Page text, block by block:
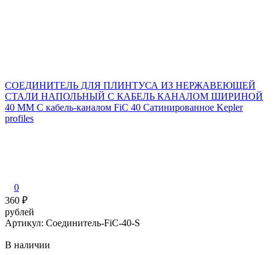
CОЕДИНИТЕЛЬ ДЛЯ ПЛИНТУСА ИЗ НЕРЖАВЕЮЩЕЙ
СТАЛИ НАПОЛЬНЫЙ С КАБЕЛЬ КАНАЛОМ ШИРИНОЙ
40 ММ С кабель-каналом FiC 40 Сатинированное Kepler
profiles
0
360 ₽
рублей
Артикул: Соединитель-FiC-40-S
В наличии